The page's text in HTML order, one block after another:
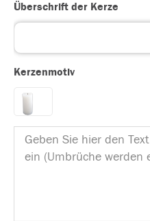
Überschrift der Kerze
Kerzenmotiv